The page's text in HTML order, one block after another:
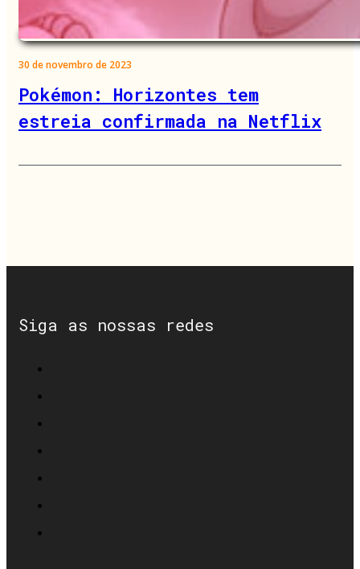
30 de novembro de 2023
Pokémon: Horizontes tem
estreia confirmada na Netflix
Siga as nossas redes